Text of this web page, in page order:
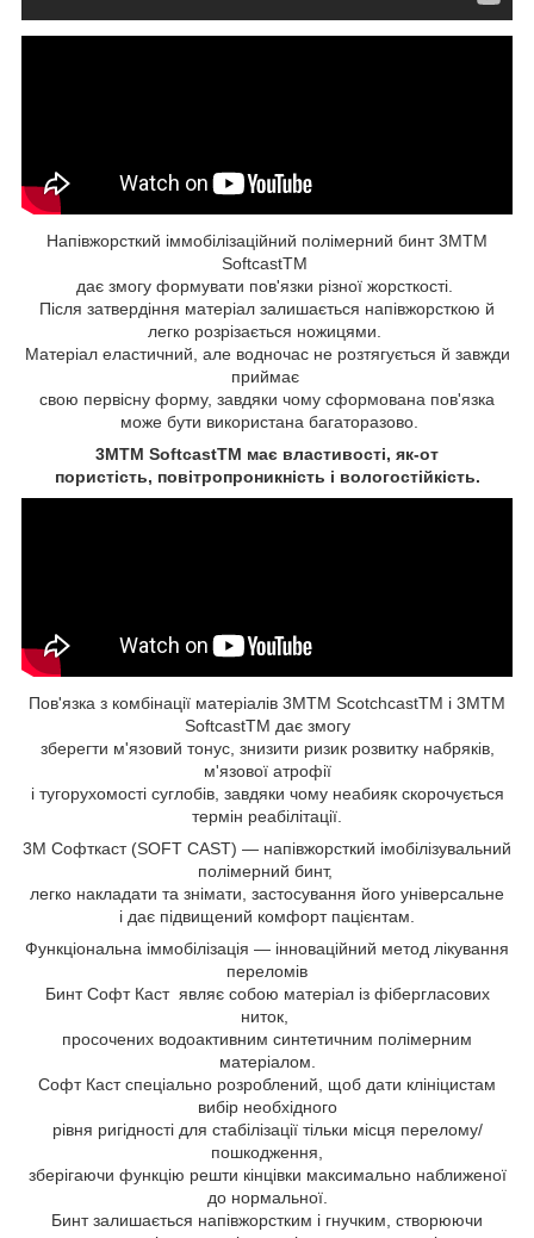
Напівжорсткий іммобілізаційний полімерний бинт 3MTM
SoftcastTM
дає змогу формувати пов'язки різної жорсткості.
Після затвердіння матеріал залишається напівжорсткою й
легко розрізається ножицями.
Матеріал еластичний, але водночас не розтягується й завжди
приймає
свою первісну форму, завдяки чому сформована пов'язка
може бути використана багаторазово.
3MTM SoftcastTM має властивості, як-от
пористість, повітропроникність і вологостійкість.
Пов'язка з комбінації матеріалів 3MTM ScotchcastTM і 3MTM
SoftcastTM дає змогу
зберегти м'язовий тонус, знизити ризик розвитку набряків,
м'язової атрофії
і тугорухомості суглобів, завдяки чому неабияк скорочується
термін реабілітації.
3M Софткаст (SOFT CAST) — напівжорсткий імобілізувальний
полімерний бинт,
легко накладати та знімати, застосування його універсальне
і дає підвищений комфорт пацієнтам.
Функціональна іммобілізація — інноваційний метод лікування
переломів
Бинт Софт Каст являє собою матеріал із фібергласових
ниток,
просочених водоактивним синтетичним полімерним
матеріалом.
Софт Каст спеціально розроблений, щоб дати клініцистам
вибір необхідного
рівня ригідності для стабілізації тільки місця перелому/
пошкодження,
зберігаючи функцію решти кінцівки максимально наближеної
до нормальної.
Бинт залишається напівжорстким і гнучким, створюючи